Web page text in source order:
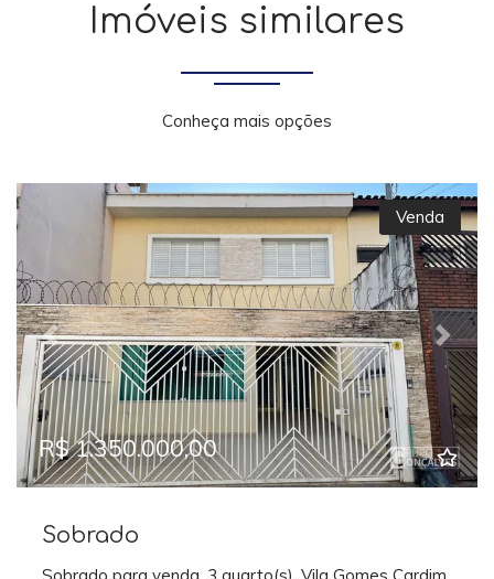
Imóveis similares
Conheça mais opções
Previous Next
Venda
R$ 1.350.000,00
Sobrado
Sobrado para venda, 3 quarto(s), Vila Gomes Cardim,